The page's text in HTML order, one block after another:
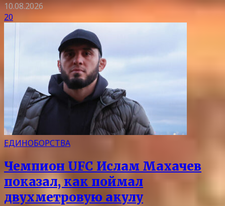
10.08.2026
20
ЕДИНОБОРСТВА
Чемпион UFC Ислам Махачев
показал, как поймал
двухметровую акулу